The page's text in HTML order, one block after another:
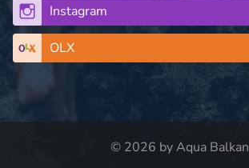
Instagram
OLX
© 2026 by Aqua Balkan